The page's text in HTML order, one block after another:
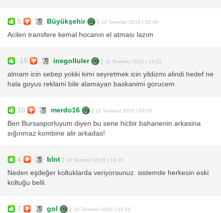
5 Büyükşehir 12 Temmuz 2015 | 02:48
Acilen transfere kemal hocanın el atması lazım
-15 inegolluler 11 Temmuz 2015 | 14:12
almam icin sebep yokki kimi seyretmek icin yildizmi alindi hedef ne
hala goyus reklami bile alamayan baskanimi gorucem
10 merdo16 11 Temmuz 2015 | 02:00
Ben Bursasporluyum diyen bu sene hicbir bahanenin arkasina
sığınmaz kombine alir arkadas!
4 blnt 10 Temmuz 2015 | 13:35
Neden eşdeğer koltuklarda veriyorsunuz. sistemde herkesin eski
koltuğu belli.
7 gol 10 Temmuz 2015 | 02:53